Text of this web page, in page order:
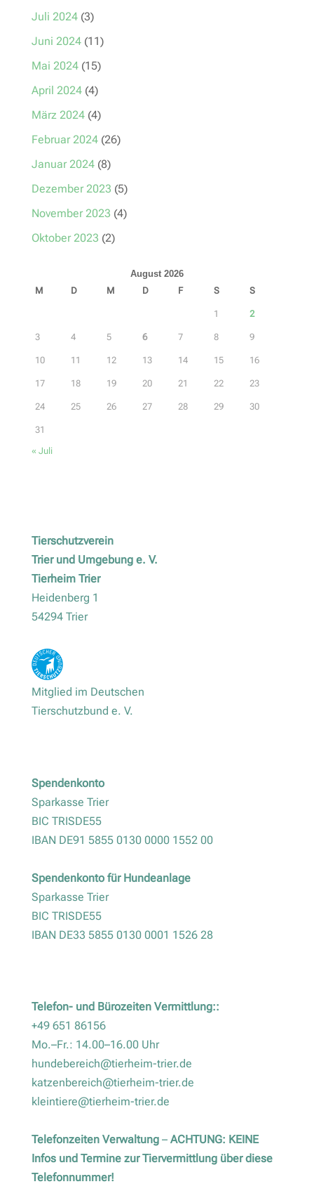
Juli 2024(3)
Juni 2024(11)
Mai 2024(15)
April 2024(4)
März 2024(4)
Februar 2024(26)
Januar 2024(8)
Dezember 2023 (5)
November 2023 (4)
Oktober 2023 (2)
August 2026
M
D M D F S S
1 2
3 4 5 6 7 8 9
10 11 12 13 14 15 16
17 18 19 20 21 22 23
24 25 26 27 28 29 30
31
« Juli
Tierschutzverein
Trier und Umgebung e. V.
Tierheim Trier
Heidenberg 1
54294 Trier
Mitglied im Deutschen
Tierschutzbund e. V.
Spendenkonto
Sparkasse Trier
BIC TRISDE55
IBAN DE91 5855 0130 0000 1552 00
Spendenkonto für Hundeanlage
Sparkasse Trier
BIC TRISDE55
IBAN DE33 5855 0130 0001 1526 28
Telefon- und Bürozeiten Vermittlung::
+49 651 86156
Mo.–Fr.: 14.00–16.00 Uhr
hundebereich@tierheim-trier.de
katzenbereich@tierheim-trier.de
kleintiere@tierheim-trier.de
Telefonzeiten Verwaltung– ACHTUNG: KEINE
Infos und Termine zur Tiervermittlung über diese
Telefonnummer!